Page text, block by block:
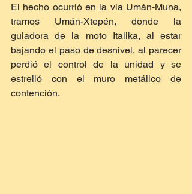
El hecho ocurrió en la vía Umán-Muna,
tramos Umán-Xtepén, donde la
guiadora de la moto Italika, al estar
bajando el paso de desnivel, al parecer
perdió el control de la unidad y se
estrelló con el muro metálico de
contención.